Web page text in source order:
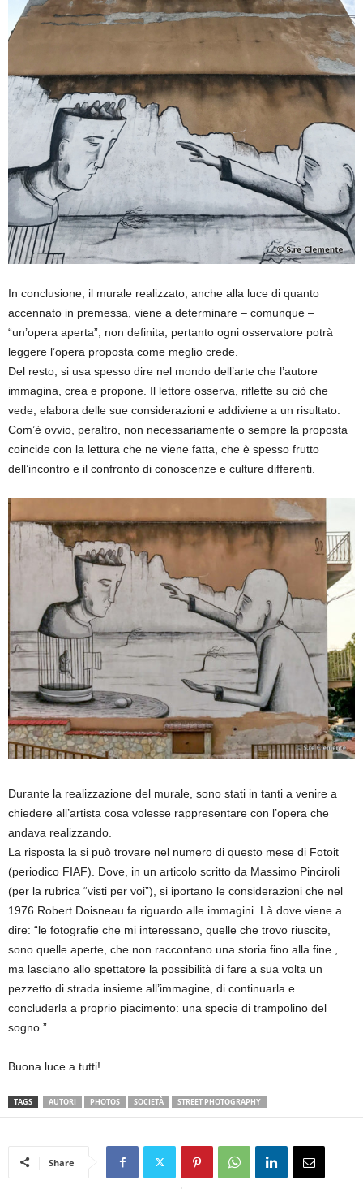
In conclusione, il murale realizzato, anche alla luce di quanto
accennato in premessa, viene a determinare – comunque –
“un’opera aperta”, non definita; pertanto ogni osservatore potrà
leggere l’opera proposta come meglio crede.
Del resto, si usa spesso dire nel mondo dell’arte che l’autore
immagina, crea e propone. Il lettore osserva, riflette su ciò che
vede, elabora delle sue considerazioni e addiviene a un risultato.
Com’è ovvio, peraltro, non necessariamente o sempre la proposta
coincide con la lettura che ne viene fatta, che è spesso frutto
dell’incontro e il confronto di conoscenze e culture differenti.
Durante la realizzazione del murale, sono stati in tanti a venire a
chiedere all’artista cosa volesse rappresentare con l’opera che
andava realizzando.
La risposta la si può trovare nel numero di questo mese di Fotoit
(periodico FIAF). Dove, in un articolo scritto da Massimo Pinciroli
(per la rubrica “visti per voi”), si iportano le considerazioni che nel
1976 Robert Doisneau fa riguardo alle immagini. Là dove viene a
dire: “le fotografie che mi interessano, quelle che trovo riuscite,
sono quelle aperte, che non raccontano una storia fino alla fine ,
ma lasciano allo spettatore la possibilità di fare a sua volta un
pezzetto di strada insieme all’immagine, di continuarla e
concluderla a proprio piacimento: una specie di trampolino del
sogno.”
Buona luce a tutti!
TAGS AUTORI PHOTOS SOCIETÀ STREET PHOTOGRAPHY
Share